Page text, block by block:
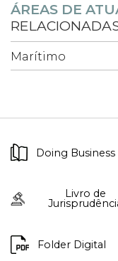
ÁREAS DE
Marítimo
Doing Business
Livro de
Folder Digital